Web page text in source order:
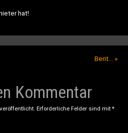
hat!
Berit… »
Kommentar
Erforderliche Felder sind mit*